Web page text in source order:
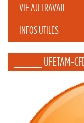
VIE AU TRAVAIL
INFOS UTILES
_____ UFETAM-